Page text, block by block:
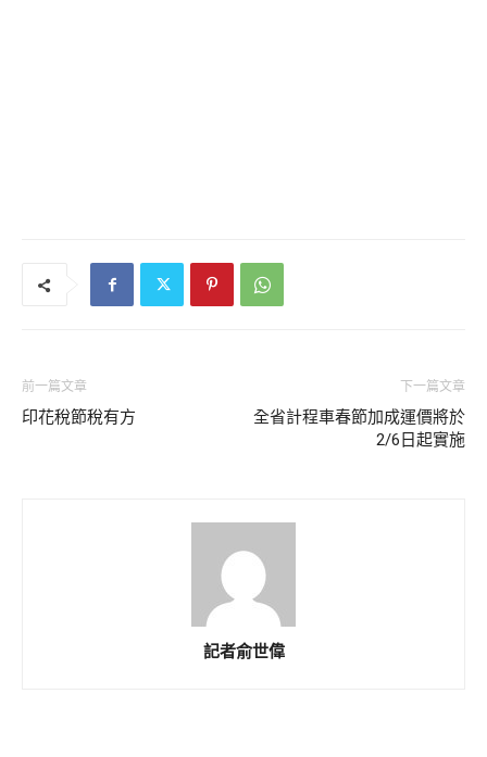
前一篇文章
印花稅節稅有方
下一篇文章
全省計程車春節加成運價將於
2/6日起實施
記者俞世偉